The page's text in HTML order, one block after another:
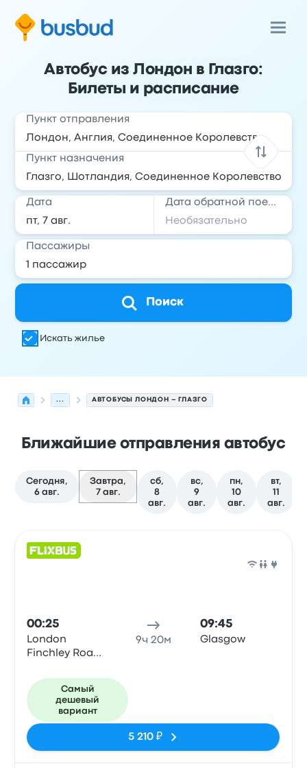
Автобус из Лондон в Глазго:
Билеты и расписание
Пункт отправления
Пункт назначения
Дата Дата обратной поездки
Пассажиры
Поиск
Искать жилье
... АВТОБУСЫ ЛОНДОН – ГЛАЗГО
Ближайшие отправления автобус
Сегодня,
6 авг.
Завтра,
7 авг.
сб,
8
авг.
вс,
9
авг.
пн,
10
авг.
вт,
11
авг.
00:25
London
Finchley Road
9ч 20м
09:45
Glasgow
Самый
дешевый
вариант
5 210 ₽